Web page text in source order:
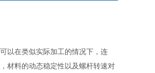
以在类似实际加工的情况下，连
材料的动态稳定性以及螺杆转速对